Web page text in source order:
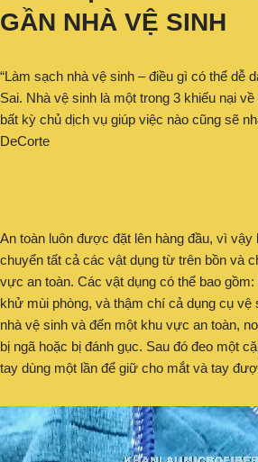
GẦN NHÀ VỆ SINH
“Làm sạch nhà vệ sinh – điều gì có thể dễ
Sai. Nhà vệ sinh là một trong 3 khiếu nại
bất kỳ chủ dịch vụ giúp việc nào cũng sẽ
DeCorte
An toàn luôn được đặt lên hàng đầu, vì vậy
chuyển tất cả các vật dụng từ trên bồn và
vực an toàn. Các vật dụng có thể bao
khử mùi phòng, và thậm chí cả dụng cụ
nhà vệ sinh và đến một khu vực an toàn,
bị ngã hoặc bị đánh gục. Sau đó đeo một
tay dùng một lần để giữ cho mắt và tay